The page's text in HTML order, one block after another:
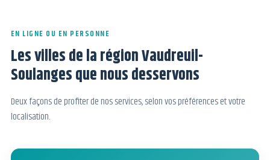
EN LIGNE OU EN PERSONNE
Les villes de la région Vaudreuil-
Soulanges que nous desservons
Deux façons de profiter de nos services, selon vos préférences et votre
localisation.